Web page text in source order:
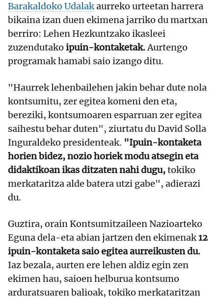
Barakaldoko Udalakaurreko urteetan harrera
bikaina izan duen ekimena jarriko du martxan
berriro: Lehen Hezkuntzako ikasleei
zuzendutako ipuin-kontaketak.Aurtengo
programak hamabi saio izango ditu.
"Haurrek lehenbailehen jakin behar dute nola
kontsumitu, zer egitea komeni den eta,
bereziki, kontsumoaren esparruan zer egitea
saihestu behar duten", ziurtatu du David Solla
Inguraldeko presidenteak. "Ipuin-kontaketa
horien bidez, nozio horiek modu atsegin eta
didaktikoan ikas ditzaten nahi dugu,tokiko
merkataritza alde batera utzi gabe", adierazi
du.
Guztira, orain Kontsumitzaileen Nazioarteko
Eguna dela-eta abian jartzen den ekimenak12
ipuin-kontaketa saio egitea aurreikusten du.
Iaz bezala, aurten ere lehen aldiz egin zen
ekimen hau, saioen helburua kontsumo
arduratsuaren balioak, tokiko merkataritzan